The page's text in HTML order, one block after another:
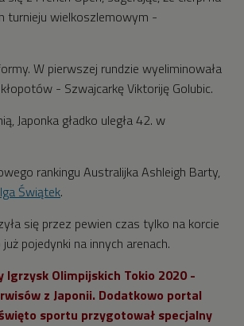
turnieju wielkoszlemowym -
W pierwszej rundzie wyeliminowała
- Szwajcarkę Viktoriję Golubic.
Japonka gładko uległa 42. w
rankingu Australijka Ashleigh Barty,
Iga Świątek.
się przez pewien czas tylko na korcie
pojedynki na innych arenach.
Igrzysk Olimpijskich Tokio 2020 -
z Japonii. Dodatkowo portal
sportu przygotował specjalny